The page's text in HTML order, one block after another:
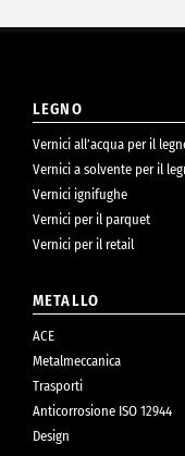
LEGNO
Vernici all’acqua per il
Vernici a solvente per il
Vernici ignifughe
Vernici per il parquet
Vernici per il retail
METALLO
ACE
Metalmeccanica
Trasporti
Anticorrosione ISO 12944
Design